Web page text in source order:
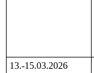
13.-15.03.2026